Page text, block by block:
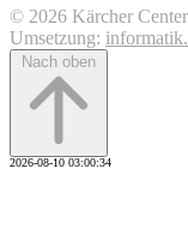
© 2026 Kärcher
Umsetzung:
Nach oben
2026-08-10 03:00:34